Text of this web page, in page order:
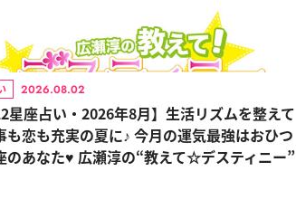
2026.08.02
星座占い・2026年8月】生活リズムを整えて
も恋も充実の夏に♪ 今月の運気最強はおひつ
のあなた♥ 広瀬淳の“教えて☆デスティニー”